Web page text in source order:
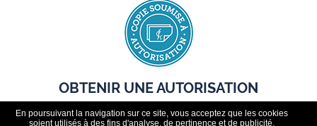
En poursuivant la navigation sur ce site, vous acceptez que les cookies
soient utilisés à des fins d'analyse, de pertinence et de publicité.
OBTENIR UNE AUTORISATION
Pour pouvoir rediffuser légalement des contenus presse dans